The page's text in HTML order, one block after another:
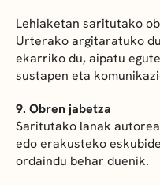
Lehiaketan saritutako
Urterako argitaratuko
ekarriko du, aipatu
sustapen eta
9. Obren jabetza
Saritutako lanak
edo erakusteko
ordaindu behar duenik.